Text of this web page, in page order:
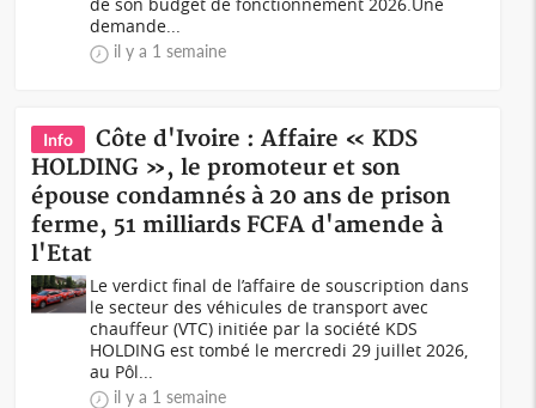
demande...
il y a 1 semaine
Info
Côte d'Ivoire : Affaire « KDS
HOLDING », le promoteur et son
épouse condamnés à 20 ans de prison
ferme, 51 milliards FCFA d'amende à
l'Etat
Le verdict final de l’affaire de souscription dans
le secteur des véhicules de transport avec
chauffeur (VTC) initiée par la société KDS
HOLDING est tombé le mercredi 29 juillet 2026,
au Pôl...
il y a 1 semaine